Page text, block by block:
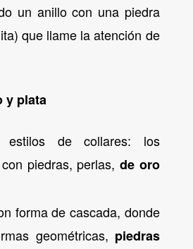
un anillo con una piedra
que llame la atención de
y plata
estilos de collares: los
piedras, perlas, de oro
forma de cascada, donde
geométricas, piedras